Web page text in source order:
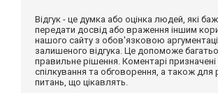
Відгук - це думка або оцінка людей, які
передати досвід або враження іншим
нашого сайту з обов'язковою
залишеного відгука. Це допоможе
правильне рішення. Коментарі
спілкування та обговорення, а також для
питань, що цікавлять.